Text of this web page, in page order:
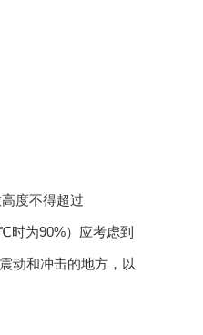
度不得超过
时为90%）应考虑到
动和冲击的地方，以